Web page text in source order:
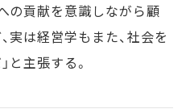
の貢献を意識しながら顧
実は経営学もまた、社会を
と主張する。